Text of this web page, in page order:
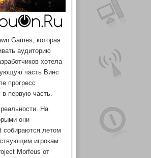
Games, которая
аудиторию
хотела
часть Винс
прогресс
в первую часть.
На
они
собираются летом
игрокам
Morfeus от